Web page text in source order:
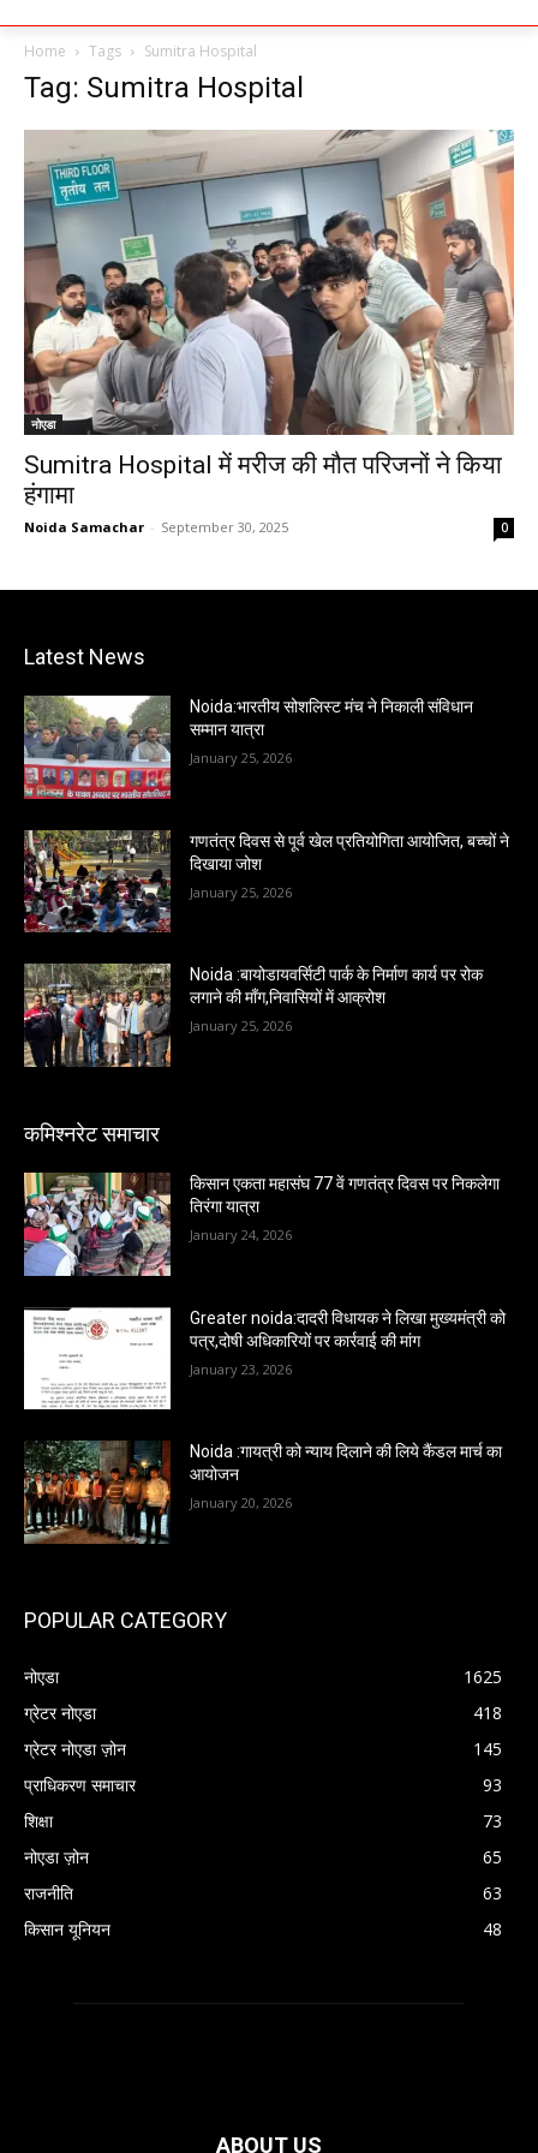
Home Tags Sumitra Hospital
Tag: Sumitra Hospital
नोएडा
Sumitra Hospital में मरीज की मौत परिजनों ने किया
हंगामा
Noida Samachar - September 30, 2025 0
Latest News
Noida:भारतीय सोशलिस्ट मंच ने निकाली संविधान
सम्मान यात्रा
January 25, 2026
गणतंत्र दिवस से पूर्व खेल प्रतियोगिता आयोजित, बच्चों ने
दिखाया जोश
January 25, 2026
Noida :बायोडायवर्सिटी पार्क के निर्माण कार्य पर रोक
लगाने की माँग,निवासियों में आक्रोश
January 25, 2026
कमिश्नरेट समाचार
किसान एकता महासंघ 77 वें गणतंत्र दिवस पर निकलेगा
तिरंगा यात्रा
January 24, 2026
Greater noida:दादरी विधायक ने लिखा मुख्यमंत्री को
पत्र,दोषी अधिकारियों पर कार्रवाई की मांग
January 23, 2026
Noida :गायत्री को न्याय दिलाने की लिये कैंडल मार्च का
आयोजन
January 20, 2026
POPULAR CATEGORY
नोएडा
1625
ग्रेटर नोएडा
418
ग्रेटर नोएडा ज़ोन
145
प्राधिकरण समाचार
93
शिक्षा
73
नोएडा ज़ोन
65
राजनीति
63
किसान यूनियन
48
ABOUT US